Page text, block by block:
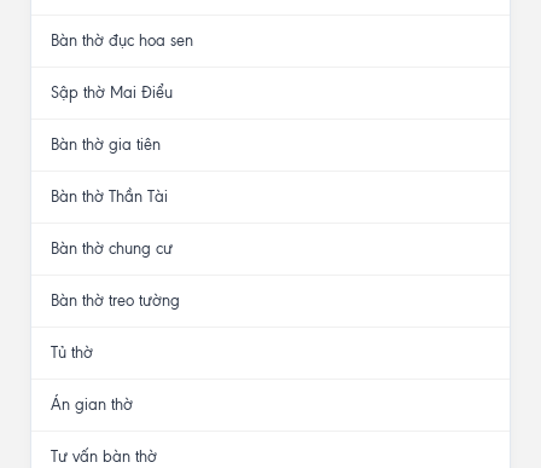
Bàn thờ đục hoa sen
Sập thờ Mai Điểu
Bàn thờ gia tiên
Bàn thờ Thần Tài
Bàn thờ chung cư
Bàn thờ treo tường
Tủ thờ
Án gian thờ
Tư vấn bàn thờ